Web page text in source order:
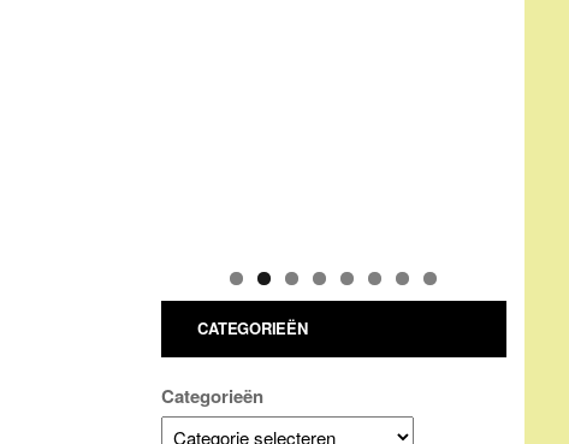
CATEGORIEËN
Categorieën